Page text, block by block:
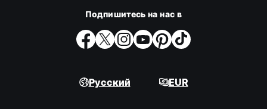
Подпишитесь на нас в
Русский EUR